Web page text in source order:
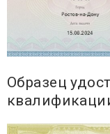
Образец